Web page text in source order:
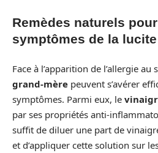
Remèdes naturels
symptômes de la
Face à l’apparition de l’allergie au
grand-mère peuvent s’avérer
symptômes. Parmi eux, le
par ses propriétés anti-
suffit de diluer une part de
et d’appliquer cette solution sur